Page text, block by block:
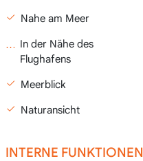
Nahe am Meer
In der Nähe des
Flughafens
Meerblick
Naturansicht
INTERNE FUNKTIONEN